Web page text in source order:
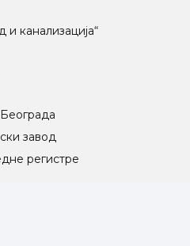
канализација“
завод
регистре